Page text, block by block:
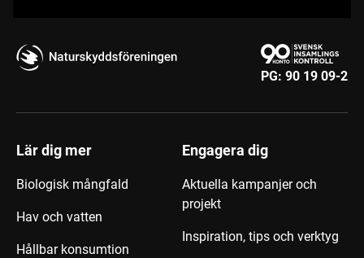
PG: 90 19 09-2
Lär dig mer
Biologisk mångfald
Hav och vatten
Hållbar konsumtion
Engagera dig
Aktuella kampanjer och
projekt
Inspiration, tips och verktyg